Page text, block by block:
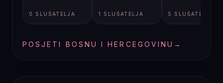
0 SLUŠATELJA 1 SLUŠATELJA 5 SLUŠATELJA
POSJETI BOSNU I HERCEGOVINU →